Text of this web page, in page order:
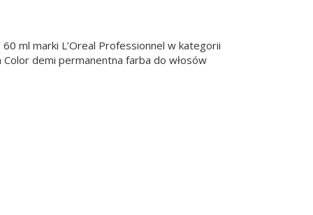
ml marki L’Oreal Professionnel w kategorii
demi permanentna farba do włosów